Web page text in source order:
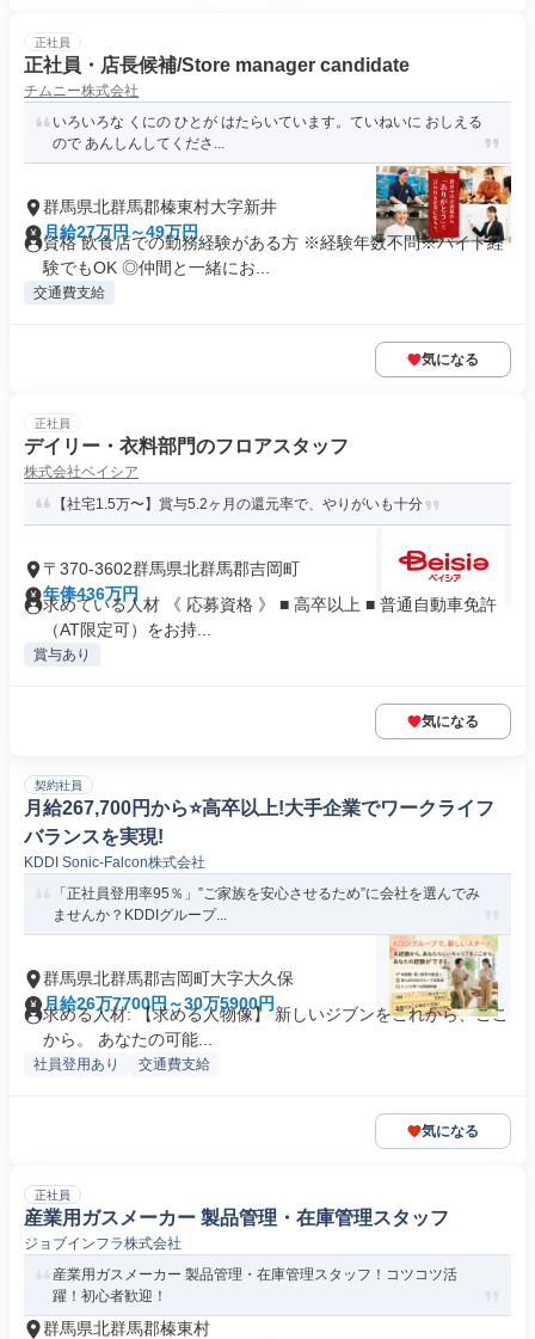
正社員
正社員・店長候補/Store manager candidate
チムニー株式会社
いろいろな くにの ひとが はたらいています。ていねいに おしえる
ので あんしんしてくださ...
群馬県北群馬郡榛東村大字新井
月給27万円～49万円
資格 飲食店での勤務経験がある方 ※経験年数不問※バイト経
験でもOK ◎仲間と一緒にお...
交通費支給
気になる
正社員
デイリー・衣料部門のフロアスタッフ
株式会社ベイシア
【社宅1.5万〜】賞与5.2ヶ月の還元率で、やりがいも十分
〒370-3602群馬県北群馬郡吉岡町
年俸436万円
求めている人材 《 応募資格 》 ■ 高卒以上 ■ 普通自動車免許
（AT限定可）をお持...
賞与あり
気になる
契約社員
月給267,700円から⭐️高卒以上!大手企業でワークライフ
バランスを実現!
KDDI Sonic-Falcon株式会社
「正社員登用率95％」”ご家族を安心させるため”に会社を選んでみ
ませんか？KDDIグループ...
群馬県北群馬郡吉岡町大字大久保
月給26万7700円～30万5900円
求める人材: 【求める人物像】 新しいジブンをこれから、ここ
から。 あなたの可能...
社員登用あり 交通費支給
気になる
正社員
産業用ガスメーカー 製品管理・在庫管理スタッフ
ジョブインフラ株式会社
産業用ガスメーカー 製品管理・在庫管理スタッフ！コツコツ活
躍！初心者歓迎！
群馬県北群馬郡榛東村